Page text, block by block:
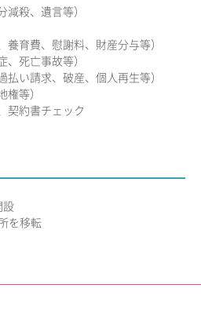
殺、遺言等）
育費、慰謝料、財産分与等）
死亡事故等）
い請求、破産、個人再生等）
等）
契約書チェック
設
を移転